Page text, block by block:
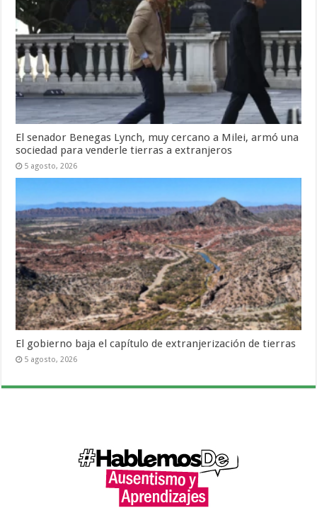
El senador Benegas Lynch, muy cercano a Milei, armó una
sociedad para venderle tierras a extranjeros
5 agosto, 2026
El gobierno baja el capítulo de extranjerización de tierras
5 agosto, 2026